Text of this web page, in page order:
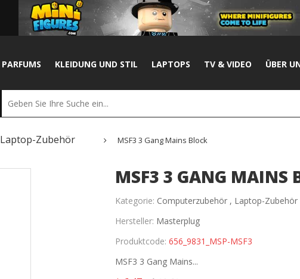
PARFUMS KLEIDUNG UND STIL LAPTOPS TV & VIDEO ÜBER
Laptop-Zubehör MSF3 3 Gang Mains Block
MSF3 3 GANG MAINS
Kategorie: Computerzubehör , Laptop-Zubehör
Hersteller: Masterplug
Produktcode: 656_9831_MSP-MSF3
MSF3 3 Gang Mains...